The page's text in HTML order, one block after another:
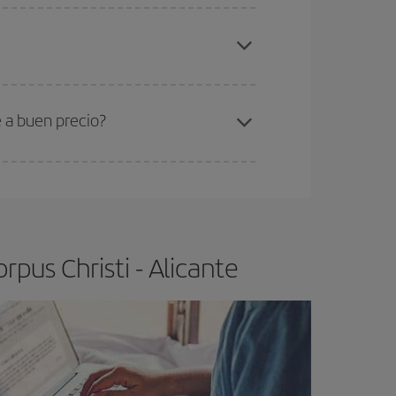
Christi-Alicante-dest
buen precio?
Christi - Alicante